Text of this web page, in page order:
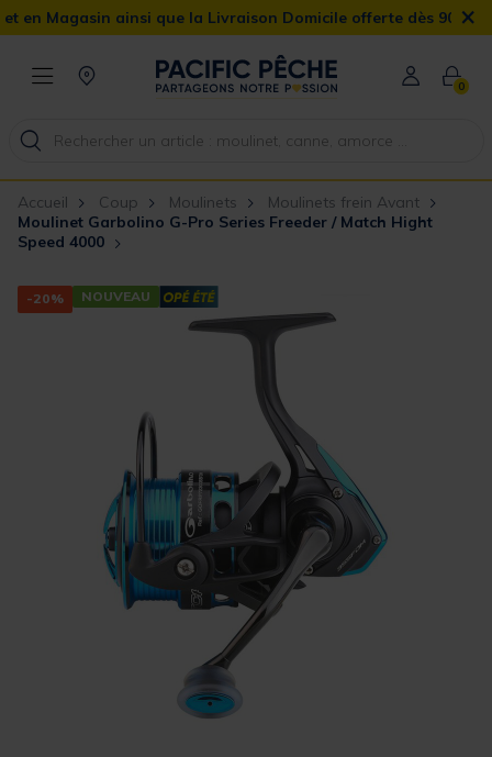
ainsi que la Livraison Domicile offerte dès 90€ ×
0
Accueil Coup Moulinets
Moulinets frein Avant
Moulinet Garbolino G-Pro Series Freeder / Match Hight
Speed 4000
-20% NOUVEAU